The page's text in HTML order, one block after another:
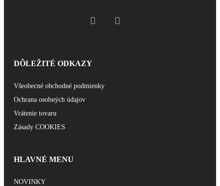
DÔLEŽITÉ ODKAZY
Všeobecné obchodné podmienky
Ochrana osobných údajov
Vrátenie tovaru
Zásady COOKIES
HLAVNÉ MENU
NOVINKY